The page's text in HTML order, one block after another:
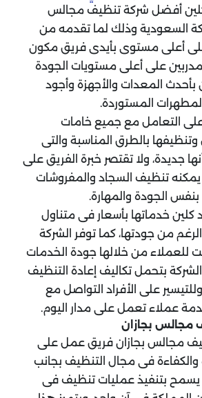
أفضل شركة تنظيف مجالس
السعودية وذلك لما تقدمه من
أعلى مستوى بأيدى فريق مكون
على أعلى مستويات الجودة
بأحدث المعدات والأجهزة وأجود
المستوردة.
على التعامل مع جميع خامات
بالطرق المناسبة والتى
جديدة، ولا تقتصر خبرة الفريق على
تنظيف السجاد والمفروشات
الجودة والمهارة.
كلين خدماتها بأسعار فى متناول
من جودتها، كما توفر الشركة
للعملاء من خلالها جودة الخدمات
بتحمل تكاليف إعادة التنظيف
على الأفراد التواصل مع
عملاء تعمل على مدار اليوم.
مجالس بجازان
مجالس بجازان فريق عمل على
والكفاءة فى مجال التنظيف بجانب
يسمح بتنفيذ عمليات تنظيف فى